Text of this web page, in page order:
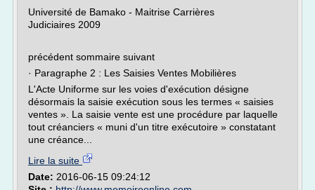
Université de Bamako - Maitrise Carrières
Judiciaires 2009
précédent sommaire suivant
· Paragraphe 2 : Les Saisies Ventes Mobilières
L'Acte Uniforme sur les voies d'exécution désigne
désormais la saisie exécution sous les termes « saisies
ventes ». La saisie vente est une procédure par laquelle
tout créanciers « muni d'un titre exécutoire » constatant
une créance...
Lire la suite
Date: 2016-06-15 09:24:12